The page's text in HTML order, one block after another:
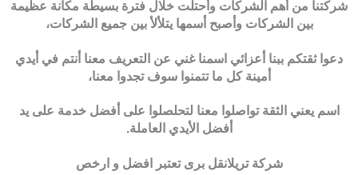
شركتنا من أهم الشركات وأحتلت خلال فترة بسيطة مكانة عظيمة
بين الشركات وأصبح أسمها يتلألأ بين جميع الشركات،
دعوا ثقتكم ببنا أعزائي اسمنا غني عن التعريف معنا أنتم في أيدي
أمينة كل ما تتمنوا سوف تجدوا معنا،
اسم يعني الثقة تواصلوا معنا لتحلصلوا على أفضل خدمة على يد
أفضل الأيدي العاملة.
شركة تريلانقل برى تعتبر افضل و ارخص